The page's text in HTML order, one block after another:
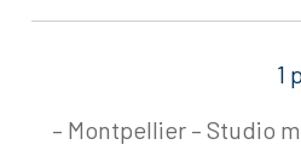
1
– Montpellier – Studio